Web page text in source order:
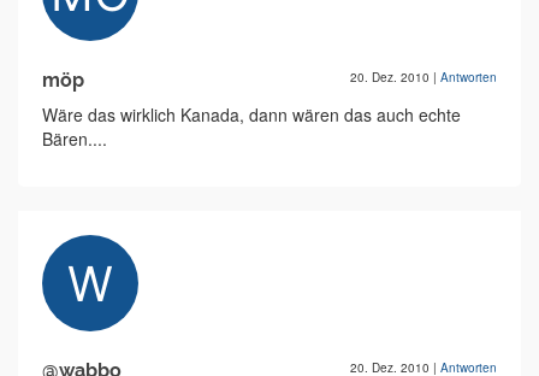
möp 20. Dez. 2010 | Antworten
Wäre das wirklich Kanada, dann wären das auch echte
Bären....
@wabbo 20. Dez. 2010 | Antworten